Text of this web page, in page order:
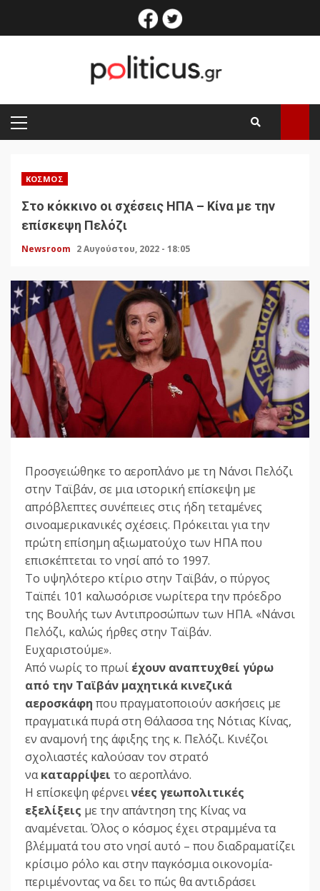
facebook
PRIMARY
MENU
ΚΌΣΜΟΣ
Στο κόκκινο οι σχέσεις ΗΠΑ – Κίνα με την
επίσκεψη Πελόζι
Newsroom 2 Αυγούστου, 2022 - 18:05
Προσγειώθηκε το αεροπλάνο με τη Νάνσι Πελόζι
στην Ταϊβάν, σε μια ιστορική επίσκεψη με
απρόβλεπτες συνέπειες στις ήδη τεταμένες
σινοαμερικανικές σχέσεις. Πρόκειται για την
πρώτη επίσημη αξιωματούχο των ΗΠΑ που
επισκέπτεται το νησί από το 1997.
Το υψηλότερο κτίριο στην Ταϊβάν, ο πύργος
Ταϊπέι 101 καλωσόρισε νωρίτερα την πρόεδρο
της Βουλής των Αντιπροσώπων των ΗΠΑ. «Νάνσι
Πελόζι, καλώς ήρθες στην Ταϊβάν.
Ευχαριστούμε».
Από νωρίς το πρωί έχουν αναπτυχθεί γύρω
από την Ταϊβάν μαχητικά κινεζικά
αεροσκάφη που πραγματοποιούν ασκήσεις με
πραγματικά πυρά στη Θάλασσα της Νότιας Κίνας,
εν αναμονή της άφιξης της κ. Πελόζι. Κινέζοι
σχολιαστές καλούσαν τον στρατό
νακαταρρίψει το αεροπλάνο.
Η επίσκεψη φέρνεινέες γεωπολιτικές
εξελίξεις με την απάντηση της Κίνας να
αναμένεται. Όλος ο κόσμος έχει στραμμένα τα
βλέμματά του στο νησί αυτό – που διαδραματίζει
κρίσιμο ρόλο και στην παγκόσμια οικονομία-
περιμένοντας να δει το πώς θα αντιδράσει